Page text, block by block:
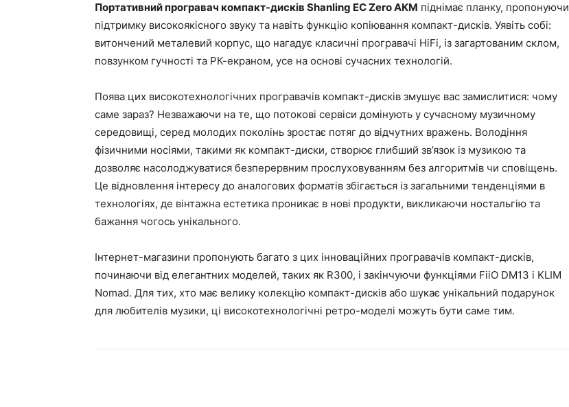
Портативний програвач компакт-дисків Shanling EC Zero AKM піднімає планку, пропонуючи
підтримку високоякісного звуку та навіть функцію копіювання компакт-дисків. Уявіть собі:
витончений металевий корпус, що нагадує класичні програвачі HiFi, із загартованим склом,
повзунком гучності та РК-екраном, усе на основі сучасних технологій.
Поява цих високотехнологічних програвачів компакт-дисків змушує вас замислитися: чому
саме зараз? Незважаючи на те, що потокові сервіси домінують у сучасному музичному
середовищі, серед молодих поколінь зростає потяг до відчутних вражень. Володіння
фізичними носіями, такими як компакт-диски, створює глибший зв’язок із музикою та
дозволяє насолоджуватися безперервним прослуховуванням без алгоритмів чи сповіщень.
Це відновлення інтересу до аналогових форматів збігається із загальними тенденціями в
технологіях, де вінтажна естетика проникає в нові продукти, викликаючи ностальгію та
бажання чогось унікального.
Інтернет-магазини пропонують багато з цих інноваційних програвачів компакт-дисків,
починаючи від елегантних моделей, таких як R300, і закінчуючи функціями FiiO DM13 і KLIM
Nomad. Для тих, хто має велику колекцію компакт-дисків або шукає унікальний подарунок
для любителів музики, ці високотехнологічні ретро-моделі можуть бути саме тим.